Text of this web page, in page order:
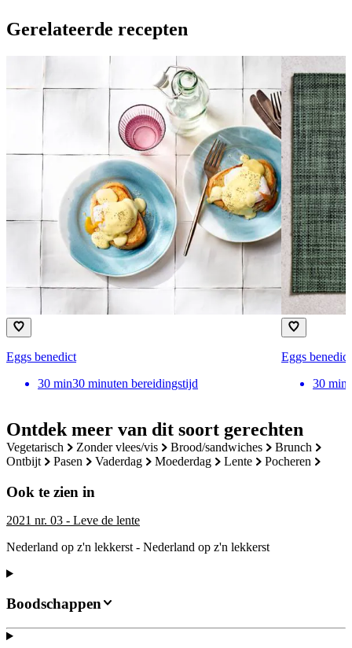
Ontdek meer van dit soort gerechten
vegetarisch zonder vlees/vis brood/sandwiches
brunch
ontbijt
pasen vaderdag moederdag lente pocheren
Ook te zien in
2021 nr. 03 - Leve de lente
Nederland op z'n lekkerst - Nederland op z'n lekkerst
Gerelateerde recepten
Eggs benedict
30 min30 minuten bereidingstijd
Eggs
30 min
Boodschappen